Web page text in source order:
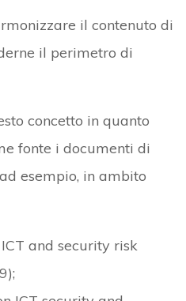
il contenuto di
il perimetro di
concetto in quanto
fonte i documenti di
esempio, in ambito
and security risk